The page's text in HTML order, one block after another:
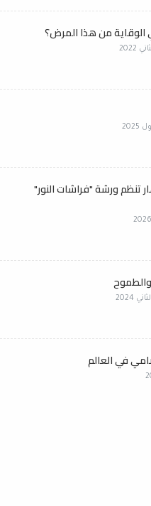
من هذا المرض؟
تنظم ورشة "فراشات النور"
والطموح
في العالم